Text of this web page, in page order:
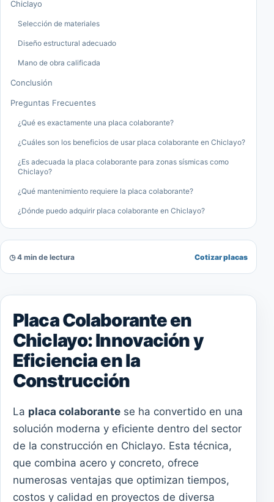
Chiclayo
Selección de materiales
Diseño estructural adecuado
Mano de obra calificada
Conclusión
Preguntas Frecuentes
¿Qué es exactamente una placa colaborante?
¿Cuáles son los beneficios de usar placa colaborante en Chiclayo?
¿Es adecuada la placa colaborante para zonas sísmicas como
Chiclayo?
¿Qué mantenimiento requiere la placa colaborante?
¿Dónde puedo adquirir placa colaborante en Chiclayo?
◷ 4 min de lectura Cotizar placas
Placa Colaborante en
Chiclayo: Innovación y
Eficiencia en la
Construcción
La placa colaborante se ha convertido en una
solución moderna y eficiente dentro del sector
de la construcción en Chiclayo. Esta técnica,
que combina acero y concreto, ofrece
numerosas ventajas que optimizan tiempos,
costos y calidad en proyectos de diversa